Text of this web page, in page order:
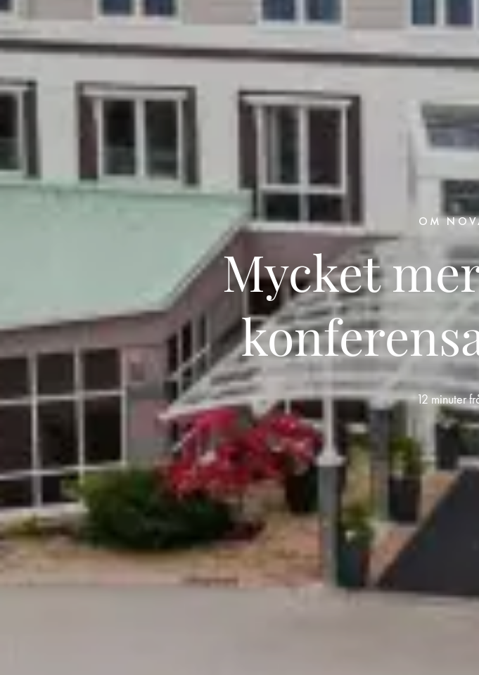
OM
Mycket
12 minuter